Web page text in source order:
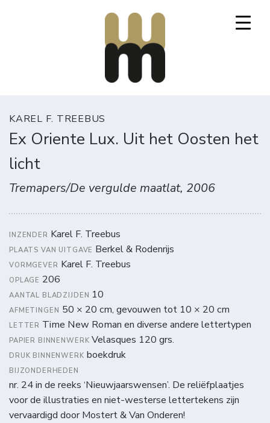
KAREL F. TREEBUS
Ex Oriente Lux. Uit het Oosten het
licht
Tremapers/De vergulde maatlat, 2006
INZENDER Karel F. Treebus
PLAATS VAN UITGAVE Berkel & Rodenrijs
VORMGEVER Karel F. Treebus
OPLAGE 206
AANTAL BLADZIJDEN 10
AFMETINGEN 50 × 20 cm, gevouwen tot 10 × 20 cm
LETTER Time New Roman en diverse andere lettertypen
PAPIER BINNENWERK Velasques 120 grs.
DRUK BINNENWERK boekdruk
BIJZONDERHEDEN
nr. 24 in de reeks ‘Nieuwjaarswensen’. De reliëfplaatjes
voor de illustraties en niet-westerse lettertekens zijn
vervaardigd door Mostert & Van Onderen!